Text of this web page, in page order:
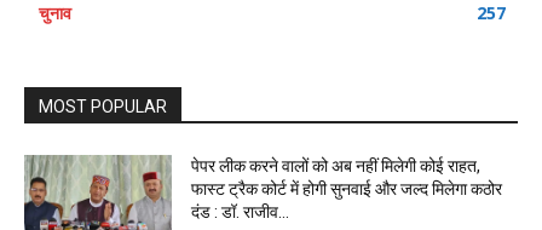
चुनाव
257
MOST POPULAR
पेपर लीक करने वालों को अब नहीं मिलेगी कोई राहत,
फास्ट ट्रैक कोर्ट में होगी सुनवाई और जल्द मिलेगा कठोर
दंड : डॉ. राजीव...